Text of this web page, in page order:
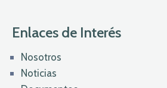
Enlaces de Interés
Nosotros
Noticias